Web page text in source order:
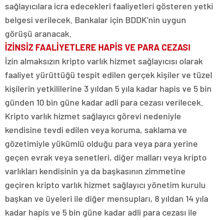
sağlayıcılara icra edecekleri faaliyetleri gösteren yetki
belgesi verilecek. Bankalar için BDDK’nin uygun
görüşü aranacak.
İZİNSİZ FAALİYETLERE HAPİS VE PARA CEZASI
İzin almaksızın kripto varlık hizmet sağlayıcısı olarak
faaliyet yürüttüğü tespit edilen gerçek kişiler ve tüzel
kişilerin yetkililerine 3 yıldan 5 yıla kadar hapis ve 5 bin
günden 10 bin güne kadar adli para cezası verilecek.
Kripto varlık hizmet sağlayıcı görevi nedeniyle
kendisine tevdi edilen veya koruma, saklama ve
gözetimiyle yükümlü olduğu para veya para yerine
geçen evrak veya senetleri, diğer malları veya kripto
varlıkları kendisinin ya da başkasının zimmetine
geçiren kripto varlık hizmet sağlayıcı yönetim kurulu
başkan ve üyeleri ile diğer mensupları, 8 yıldan 14 yıla
kadar hapis ve 5 bin güne kadar adli para cezası ile